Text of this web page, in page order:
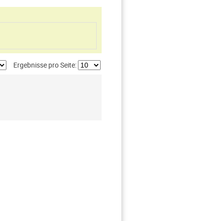
Ergebnisse pro Seite: